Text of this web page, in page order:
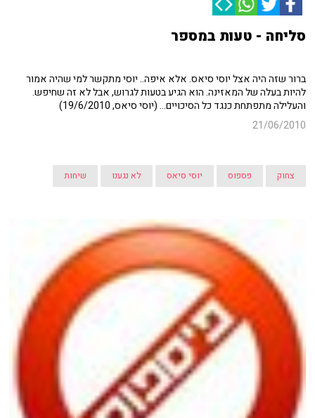
סליחה - טעות במספר
ברור שזה היה אצל יוסי סיאס. אלא איפה.. יוסי מתקשר למי שהיה אמור
להיות בעלה של המאזינה. הוא הגיע בטעות לגרוש, אבל לא זה שחיפש.
והעלילה מתפתחת כנגד כל הסיכויים... (יוסי סיאס, 19/6/2010)
21/06/2010
צחוק פספוס יוסי סיאס לא נגענו שיחות